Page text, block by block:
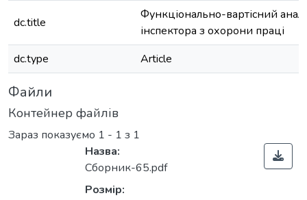
dc.title
Функціонально-вартісний
інспектора з охорони праці
dc.type
Article
Файли
Контейнер файлів
Зараз показуємо 1 - 1 з 1
Назва:
Сборник-65.pdf
Розмір: